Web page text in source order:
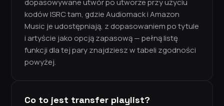
kodów ISRC tam, gdzie Audiomack i Amazon
Music je udostępniają, z dopasowaniem po tytule
i artyście jako opcją zapasową — pełną listę
funkcji dla tej pary znajdziesz w tabeli zgodności
powyżej.
Co to jest transfer playlist?